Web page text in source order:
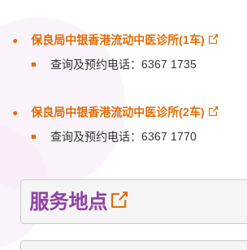
保良局中银香港流动中医诊所(1车)
查询及预约电话：6367 1735
保良局中银香港流动中医诊所(2车)
查询及预约电话：6367 1770
服务地点